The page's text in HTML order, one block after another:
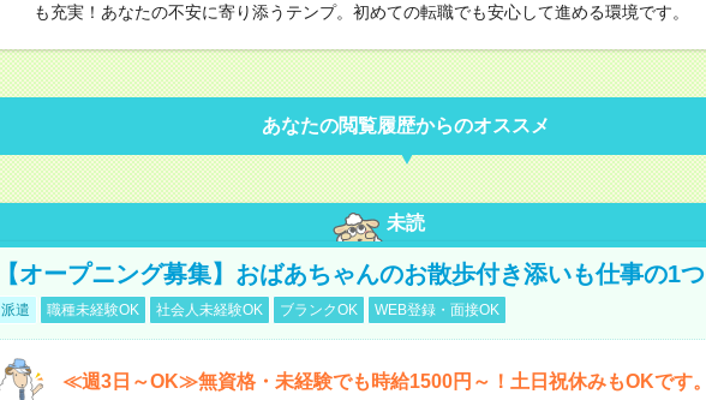
も充実！あなたの不安に寄り添うテンプ。初めての転職でも安心して進める環境です。
あなたの閲覧履歴からのオススメ
未読
【オープニング募集】おばあちゃんのお散歩付き添いも仕事の1つ
派遣 職種未経験OK 社会人未経験OK ブランクOK WEB登録・面接OK
≪週3日～OK≫無資格・未経験でも時給1500円～！土日祝休みもOKです。